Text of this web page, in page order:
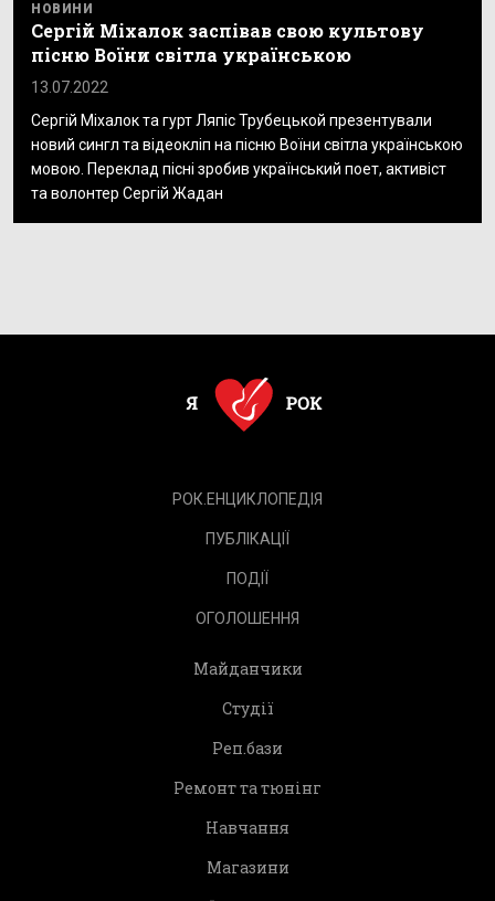
НОВИНИ
Сергій Міхалок заспівав свою культову
пісню Воїни світла українською
13.07.2022
Сергій Міхалок та гурт Ляпіс Трубецькой презентували
новий сингл та відеокліп на пісню Воїни світла українською
мовою. Переклад пісні зробив український поет, активіст
та волонтер Сергій Жадан
РОК.ЕНЦИКЛОПЕДІЯ
ПУБЛІКАЦІЇ
ПОДІЇ
ОГОЛОШЕННЯ
Майданчики
Студії
Реп.бази
Ремонт та тюнінг
Навчання
Магазини